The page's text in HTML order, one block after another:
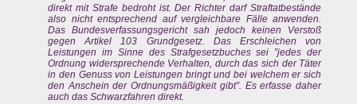
direkt mit Strafe bedroht ist. Der Richter darf Straftatbestände
also nicht entsprechend auf vergleichbare Fälle anwenden.
Das Bundesverfassungsgericht sah jedoch keinen Verstoß
gegen Artikel 103 Grundgesetz. Das Erschleichen von
Leistungen im Sinne des Strafgesetzbuches sei ”jedes der
Ordnung widersprechende Verhalten, durch das sich der Täter
in den Genuss von Leistungen bringt und bei welchem er sich
den Anschein der Ordnungsmäßigkeit gibt”. Es erfasse daher
auch das Schwarzfahren direkt.